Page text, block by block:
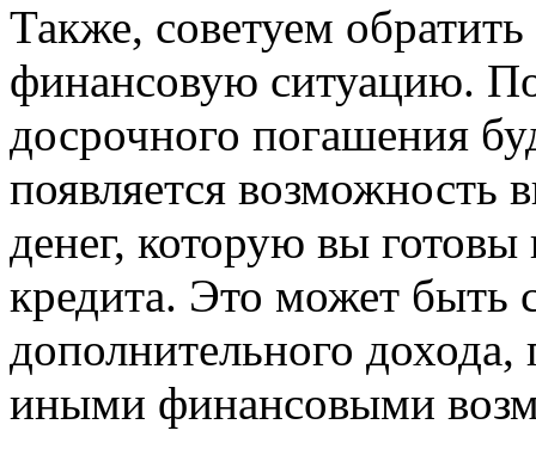
Также, советуем
финансовую ситуацию.
досрочного погашения
появляется возможность
денег, которую вы
кредита. Это может быть
дополнительного
иными финансовыми